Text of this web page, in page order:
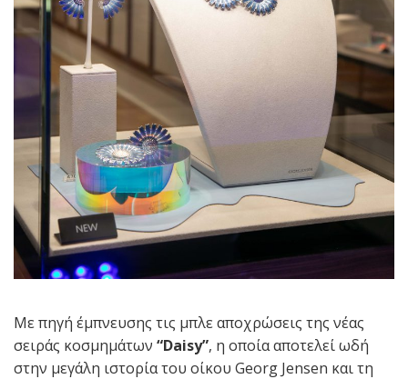
Με πηγή έμπνευσης τις μπλε αποχρώσεις της νέας
σειράς κοσμημάτων “Daisy”, η οποία αποτελεί ωδή
στην μεγάλη ιστορία του οίκου Georg Jensen και τη